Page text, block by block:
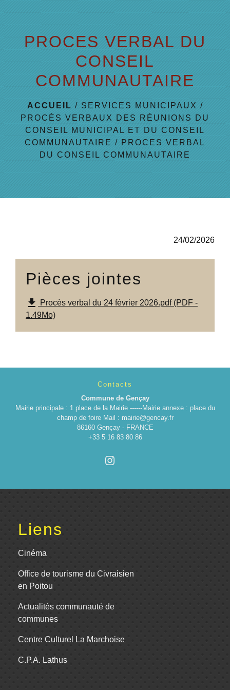
PROCES VERBAL DU
CONSEIL
COMMUNAUTAIRE
ACCUEIL / SERVICES MUNICIPAUX /
PROCÈS VERBAUX DES RÉUNIONS DU
CONSEIL MUNICIPAL ET DU CONSEIL
COMMUNAUTAIRE / PROCES VERBAL
DU CONSEIL COMMUNAUTAIRE
24/02/2026
Pièces jointes
file_download
Procès verbal du 24 février 2026.pdf (PDF -
1.49Mo)
Contacts
Commune de Gençay
Mairie principale : 1 place de la Mairie ------Mairie annexe : place du
champ de foire Mail : mairie@gencay.fr
86160 Gençay - FRANCE
+33 5 16 83 80 86
Liens
Cinéma
Office de tourisme du Civraisien
en Poitou
Actualités communauté de
communes
Centre Culturel La Marchoise
C.P.A. Lathus